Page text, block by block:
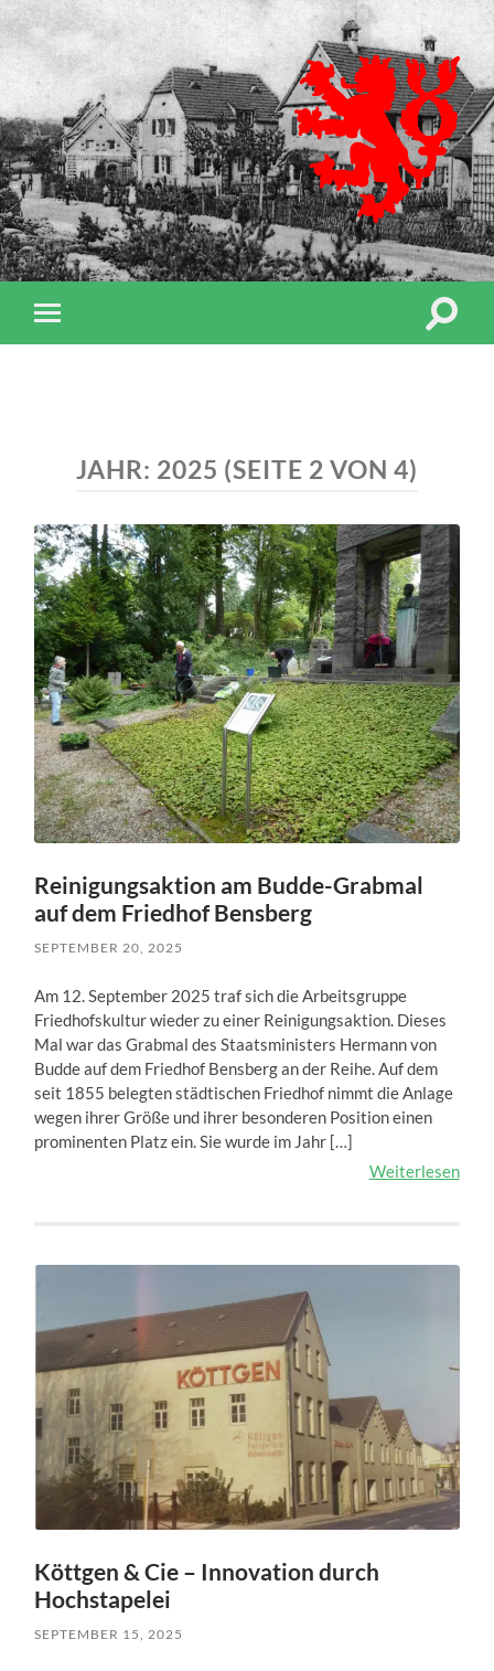
Berg
Mobile-
Menü
JAHR: 2025 (SEITE 2 VON 4)
Reinigungsaktion am Budde-Grabmal
auf dem Friedhof Bensberg
SEPTEMBER 20, 2025
Am 12. September 2025 traf sich die Arbeitsgruppe
Friedhofskultur wieder zu einer Reinigungsaktion. Dieses
Mal war das Grabmal des Staatsministers Hermann von
Budde auf dem Friedhof Bensberg an der Reihe. Auf dem
seit 1855 belegten städtischen Friedhof nimmt die Anlage
wegen ihrer Größe und ihrer besonderen Position einen
prominenten Platz ein. Sie wurde im Jahr […]
Weiterlesen
Köttgen & Cie – Innovation durch
Hochstapelei
SEPTEMBER 15, 2025